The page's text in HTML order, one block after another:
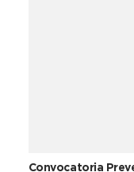
Convocatoria